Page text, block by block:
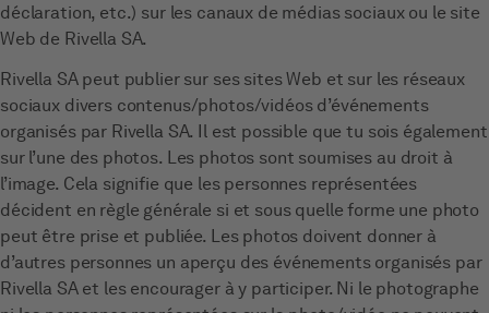
déclaration, etc.) sur les canaux de médias sociaux ou le site
Web de Rivella SA.
Rivella SA peut publier sur ses sites Web et sur les réseaux
sociaux divers contenus/photos/vidéos d’événements
organisés par Rivella SA. Il est possible que tu sois également
sur l’une des photos. Les photos sont soumises au droit à
l’image. Cela signifie que les personnes représentées
décident en règle générale si et sous quelle forme une photo
peut être prise et publiée. Les photos doivent donner à
d’autres personnes un aperçu des événements organisés par
Rivella SA et les encourager à y participer. Ni le photographe